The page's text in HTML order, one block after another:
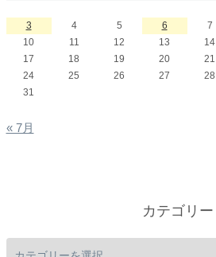
3
4 5 6 7
10
11 12 13 14
17
18 19 20 21
24
25 26 27 28
31
« 7月
カテゴリー